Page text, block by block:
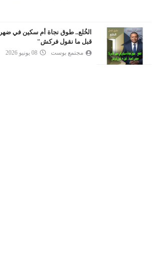
الخُلع.. طوق نجاة أم سكين في
قبل ما نقول فركش"
مجتمع بوست 08 يونيو 2026